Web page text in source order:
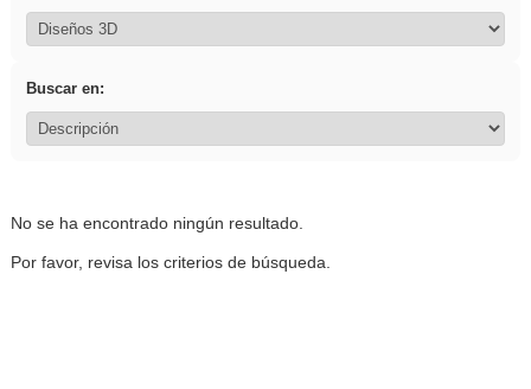
Buscar en:
No se ha encontrado ningún resultado.
Por favor, revisa los criterios de búsqueda.